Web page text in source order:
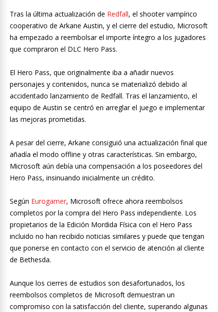
Tras la última actualización de Redfall, el shooter vampírico
cooperativo de Arkane Austin, y el cierre del estudio, Microsoft
ha empezado a reembolsar el importe íntegro a los jugadores
que compraron el DLC Hero Pass.
El Hero Pass, que originalmente iba a añadir nuevos
personajes y contenidos, nunca se materializó debido al
accidentado lanzamiento de Redfall. Tras el lanzamiento, el
equipo de Austin se centró en arreglar el juego e implementar
las mejoras prometidas.
A pesar del cierre, Arkane consiguió una actualización final que
añadía el modo offline y otras características. Sin embargo,
Microsoft aún debía una compensación a los poseedores del
Hero Pass, insinuando inicialmente un crédito.
Según Eurogamer, Microsoft ofrece ahora reembolsos
completos por la compra del Hero Pass independiente. Los
propietarios de la Edición Mordida Física con el Hero Pass
incluido no han recibido noticias similares y puede que tengan
que ponerse en contacto con el servicio de atención al cliente
de Bethesda.
Aunque los cierres de estudios son desafortunados, los
reembolsos completos de Microsoft demuestran un
compromiso con la satisfacción del cliente, superando algunas